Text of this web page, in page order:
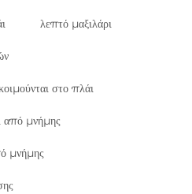
λεπτό μαξιλάρι
στο πλάι
από μνήμης
μνήμης